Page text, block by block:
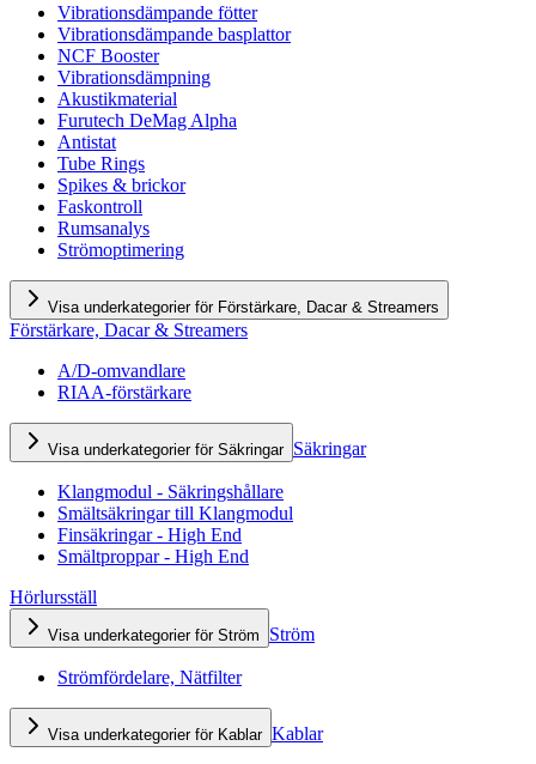
Vibrationsdämpande fötter
Vibrationsdämpande basplattor
NCF Booster
Vibrationsdämpning
Akustikmaterial
Furutech DeMag Alpha
Antistat
Tube Rings
Spikes & brickor
Faskontroll
Rumsanalys
Strömoptimering
Visa underkategorier för Förstärkare, Dacar & Streamers
Förstärkare, Dacar & Streamers
A/D-omvandlare
RIAA-förstärkare
Visa underkategorier för Säkringar Säkringar
Klangmodul - Säkringshållare
Smältsäkringar till Klangmodul
Finsäkringar - High End
Smältproppar - High End
Hörlursställ
Visa underkategorier för Ström Ström
Strömfördelare, Nätfilter
Visa underkategorier för Kablar Kablar